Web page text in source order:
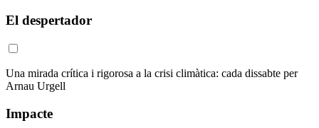
El despertador
Una mirada crítica i rigorosa a la crisi climàtica: cada dissabte per
Arnau Urgell
Impacte